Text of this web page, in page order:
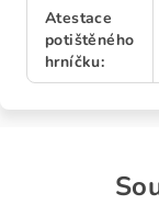
Atestace
potištěného
hrníčku: